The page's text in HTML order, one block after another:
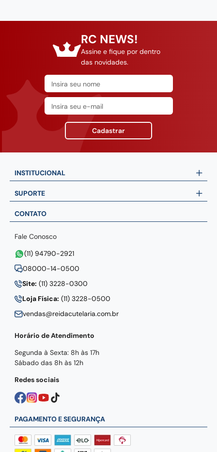
RC NEWS!
Assine e fique por dentro
das novidades.
Cadastrar
INSTITUCIONAL
SUPORTE
CONTATO
Fale Conosco
(11) 94790-2921
08000-14-0500
Site: (11) 3228-0300
Loja Física: (11) 3228-0500
vendas@reidacutelaria.com.br
Horário de Atendimento
Segunda à Sexta: 8h às 17h
Sábado das 8h às 12h
Redes sociais
PAGAMENTO E SEGURANÇA